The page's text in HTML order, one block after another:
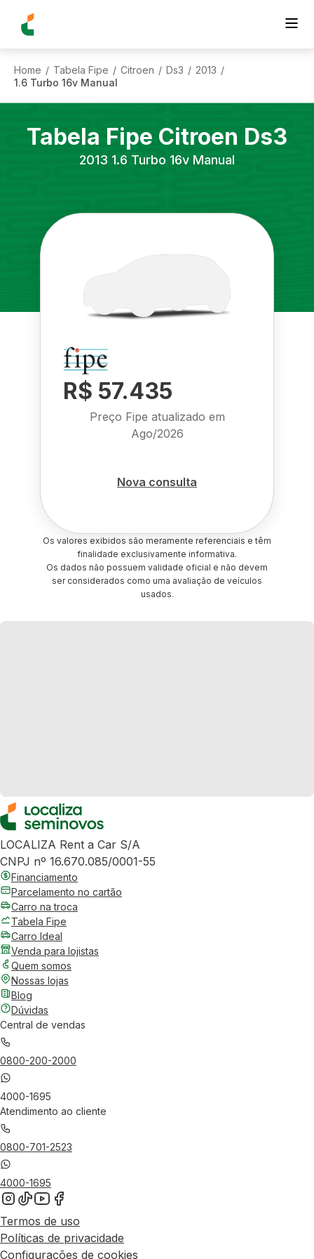
Home / Tabela Fipe / Citroen / Ds3 / 2013 /
1.6 Turbo 16v Manual
Tabela Fipe Citroen Ds3
2013 1.6 Turbo 16v Manual
R$ 57.435
Preço Fipe atualizado em
Ago/2026
Nova consulta
Os valores exibidos são meramente referenciais e têm
finalidade exclusivamente informativa.
Os dados não possuem validade oficial e não devem
ser considerados como uma avaliação de veículos
usados.
LOCALIZA Rent a Car S/A
CNPJ nº 16.670.085/0001-55
Financiamento
Parcelamento no cartão
Carro na troca
Tabela Fipe
Carro Ideal
Venda para lojistas
Quem somos
Nossas lojas
Blog
Dúvidas
Central de vendas
0800-200-2000
4000-1695
Atendimento ao cliente
0800-701-2523
4000-1695
Termos de uso
Políticas de privacidade
Configurações de cookies